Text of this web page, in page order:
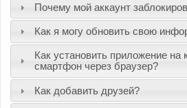
Почему мой аккаунт
Как я могу обновить свою
Как установить приложение на
смартфон через браузер?
Как добавить друзей?